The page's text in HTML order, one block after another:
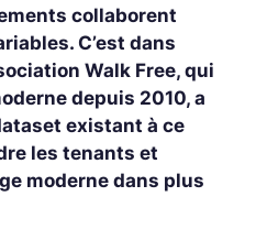
collaborent
C’est dans
Walk Free, qui
depuis 2010, a
existant à ce
les tenants et
moderne dans plus